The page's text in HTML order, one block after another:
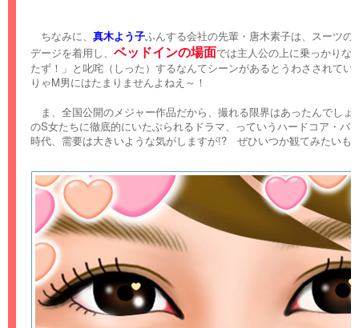
ちなみに、 真木よう子ふんする会社の先輩・唐木素子は、スーツの
デージを着用し、 ベッドインの場面では主人公の上に乗っかりな
たず！」と叱咤（しった）するなんてシーンがあるとうわさされて
りゃM男にはたまりませんよねえ～！
ま、全国公開のメジャー作品だから、撮れる限界はあったんでしょ
のS女たちに徹底的にいたぶられるドラマ、っていうハードコア・バ
時代、需要は大きいような気がしますが!? ぜひいつか観てみたいも